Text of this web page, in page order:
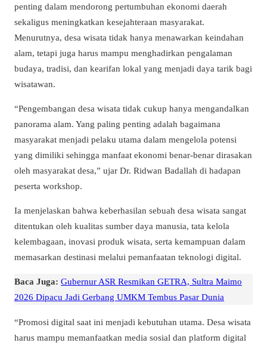
penting dalam mendorong pertumbuhan ekonomi daerah
sekaligus meningkatkan kesejahteraan masyarakat.
Menurutnya, desa wisata tidak hanya menawarkan keindahan
alam, tetapi juga harus mampu menghadirkan pengalaman
budaya, tradisi, dan kearifan lokal yang menjadi daya tarik bagi
wisatawan.
“Pengembangan desa wisata tidak cukup hanya mengandalkan
panorama alam. Yang paling penting adalah bagaimana
masyarakat menjadi pelaku utama dalam mengelola potensi
yang dimiliki sehingga manfaat ekonomi benar-benar dirasakan
oleh masyarakat desa,” ujar Dr. Ridwan Badallah di hadapan
peserta workshop.
Ia menjelaskan bahwa keberhasilan sebuah desa wisata sangat
ditentukan oleh kualitas sumber daya manusia, tata kelola
kelembagaan, inovasi produk wisata, serta kemampuan dalam
memasarkan destinasi melalui pemanfaatan teknologi digital.
Baca Juga: Gubernur ASR Resmikan GETRA, Sultra Maimo
2026 Dipacu Jadi Gerbang UMKM Tembus Pasar Dunia
“Promosi digital saat ini menjadi kebutuhan utama. Desa wisata
harus mampu memanfaatkan media sosial dan platform digital